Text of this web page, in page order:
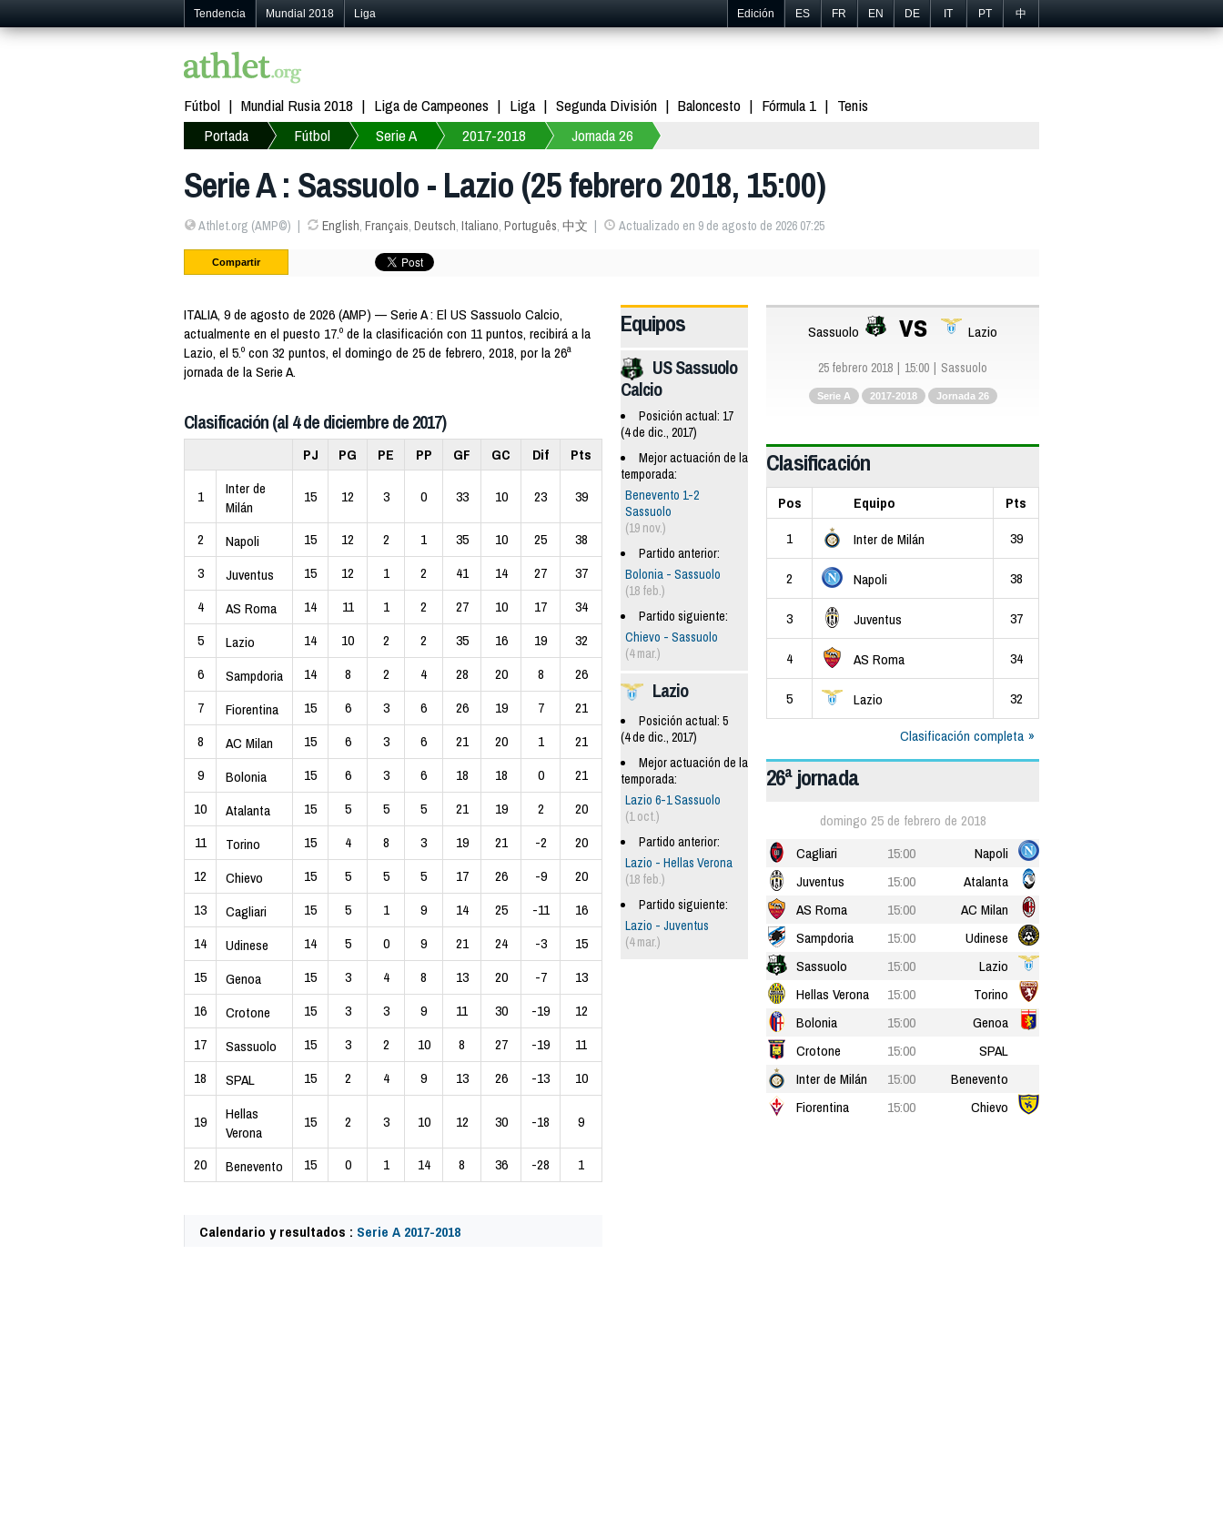
Tendencia Mundial 2018 Liga Edición ES FR EN DE IT PT 中
Fútbol Mundial Rusia 2018 Liga de Campeones Liga Segunda División Baloncesto Fórmula 1
Tenis
Portada
Fútbol Serie A 2017-2018 Jornada 26
Serie A : Sassuolo - Lazio (25 febrero 2018, 15:00)
Athlet.org (AMP©) English, Français, Deutsch, Italiano, Português, 中文 Actualizado en 9 de agosto de 2026 07:25
Compartir
ITALIA, 9 de agosto de 2026 (AMP) — Serie A : El US Sassuolo Calcio,
actualmente en el puesto 17.º de la clasificación con 11 puntos, recibirá a la
Lazio, el 5.º con 32 puntos, el domingo de 25 de febrero, 2018, por la 26ª
jornada de la Serie A.
Clasificación (al 4 de diciembre de 2017)
PJ PG PE PP GF GC Dif Pts
1
Inter de
Milán
15 12 3 0 33 10 23 39
2 Napoli 15 12 2 1 35 10 25
38
3
Juventus 15 12 1 2 41 14 27
37
4
AS Roma 14 11 1 2 27 10 17
34
5
Lazio 14 10 2 2 35 16 19
32
6
Sampdoria 14 8 2 4 28 20 8
26
7
Fiorentina 15 6 3 6 26 19 7
21
8
AC Milan 15 6 3 6 21 20 1
21
9
Bolonia 15 6 3 6 18 18 0
21
10
Atalanta 15 5 5 5 21 19 2
20
11
Torino 15 4 8 3 19 21 -2
20
12
Chievo 15 5 5 5 17 26 -9
20
13
Cagliari 15 5 1 9 14 25 -11
16
14
Udinese 14 5 0 9 21 24 -3
15
15
Genoa 15 3 4 8 13 20 -7
13
16
Crotone 15 3 3 9 11 30 -19
12
17
Sassuolo 15 3 2 10 8 27 -19
11
18
SPAL 15 2 4 9 13 26 -13 10
19
Hellas
Verona
15 2 3 10 12 30 -18 9
20 Benevento 15 0 1 14 8 36 -28 1
Calendario y resultados : Serie A 2017-2018
Equipos
US Sassuolo
Calcio
Posición actual: 17
(4 de dic., 2017)
Mejor actuación de la
temporada:
Benevento 1-2
Sassuolo
(19 nov.)
Partido anterior:
Bolonia - Sassuolo
(18 feb.)
Partido siguiente:
Chievo - Sassuolo
(4 mar.)
Lazio
Posición actual: 5
(4 de dic., 2017)
Mejor actuación de la
temporada:
Lazio 6-1 Sassuolo
(1 oct.)
Partido anterior:
Lazio - Hellas Verona
(18 feb.)
Partido siguiente:
Lazio - Juventus
(4 mar.)
Sassuolo vs Lazio
25 febrero 2018 15:00 Sassuolo
Serie A 2017-2018 Jornada 26
Clasificación
Pos Equipo
Pts
1
Inter de Milán 39
2 Napoli 38
3 Juventus 37
4 AS Roma 34
5 Lazio
32
Clasificación completa
26ª jornada
domingo 25 de febrero de 2018
Cagliari
15:00
Napoli
Juventus
15:00
Atalanta
AS Roma
15:00
AC Milan
Sampdoria
15:00
Udinese
Sassuolo
15:00
Lazio
Hellas Verona
15:00
Torino
Bolonia
15:00
Genoa
Crotone
15:00
SPAL
Inter de Milán
15:00
Benevento
Fiorentina
15:00 Chievo